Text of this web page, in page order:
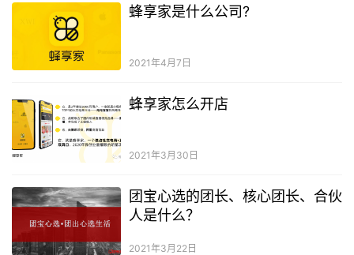
蜂享家是什么公司?
2021年4月7日
蜂享家怎么开店
2021年3月30日
团宝心选的团长、核心团长、合伙
人是什么？
2021年3月22日